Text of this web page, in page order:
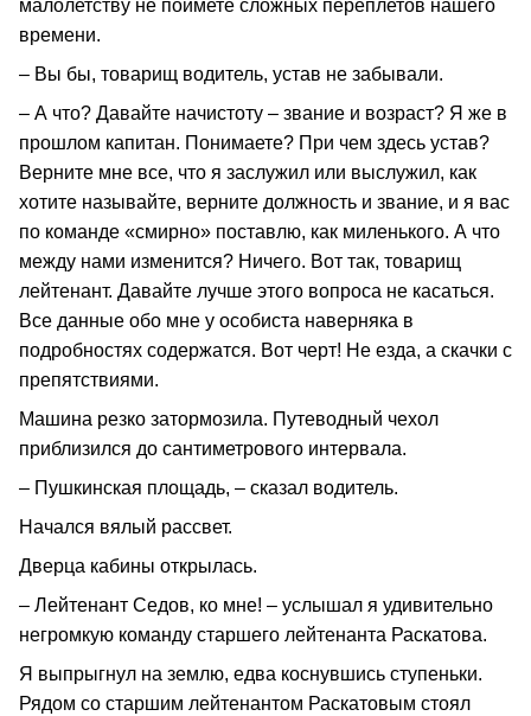
малолетству не поймете сложных переплетов нашего
времени.
– Вы бы, товарищ водитель, устав не забывали.
– А что? Давайте начистоту – звание и возраст? Я же в
прошлом капитан. Понимаете? При чем здесь устав?
Верните мне все, что я заслужил или выслужил, как
хотите называйте, верните должность и звание, и я вас
по команде «смирно» поставлю, как миленького. А что
между нами изменится? Ничего. Вот так, товарищ
лейтенант. Давайте лучше этого вопроса не касаться.
Все данные обо мне у особиста наверняка в
подробностях содержатся. Вот черт! Не езда, а скачки с
препятствиями.
Машина резко затормозила. Путеводный чехол
приблизился до сантиметрового интервала.
– Пушкинская площадь, – сказал водитель.
Начался вялый рассвет.
Дверца кабины открылась.
– Лейтенант Седов, ко мне! – услышал я удивительно
негромкую команду старшего лейтенанта Раскатова.
Я выпрыгнул на землю, едва коснувшись ступеньки.
Рядом со старшим лейтенантом Раскатовым стоял